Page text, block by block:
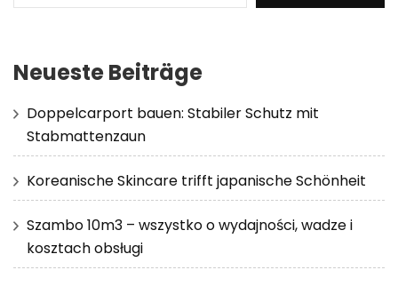
Neueste Beiträge
Doppelcarport bauen: Stabiler Schutz mit
Stabmattenzaun
Koreanische Skincare trifft japanische Schönheit
Szambo 10m3 – wszystko o wydajności, wadze i
kosztach obsługi